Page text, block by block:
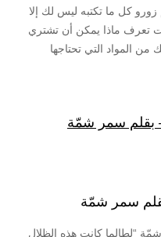
زورو كل ما تكتبه ليس لك إلا
تعرف ماذا يمكن أن تشتري
المواد التي تحتاجها
سمر شمّة
“لطالما كانت هذه الظلال